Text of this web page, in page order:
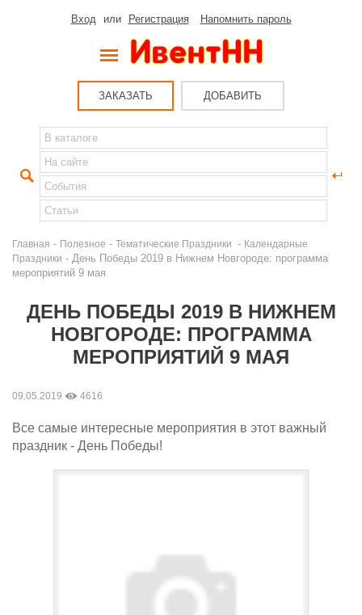
Вход или Регистрация Напомнить пароль
ЗАКАЗАТЬ ДОБАВИТЬ
Главная - Полезное - Тематические Праздники - Календарные
Праздники - День Победы 2019 в Нижнем Новгороде: программа
мероприятий 9 мая
ДЕНЬ ПОБЕДЫ 2019 В НИЖНЕМ
НОВГОРОДЕ: ПРОГРАММА
МЕРОПРИЯТИЙ 9 МАЯ
09.05.2019 4616
Все самые интересные мероприятия в этот важный
праздник - День Победы!